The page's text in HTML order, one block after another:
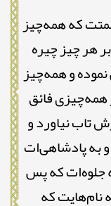
که همه‌چیز
هر چیز چیره
و همه‌چیز
همه‌چیزی فائق
تاب نیاورد و
به پادشاهی‌ات
جلوه‌ات که پس
نام‌هایت که